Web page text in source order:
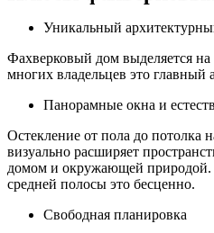
Уникальный
Фахверковый дом выделяется
многих владельцев это главный
Панорамные окна и
Остекление от пола до потолка
визуально расширяет
домом и окружающей природой.
средней полосы это бесценно.
Свободная планировка